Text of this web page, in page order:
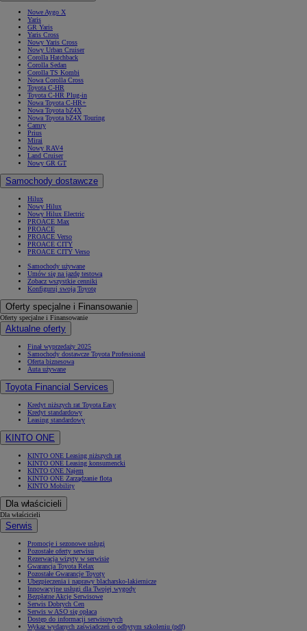
Nowe Aygo X
Yaris
GR Yaris
Yaris Cross
Nowy Yaris Cross
Nowy Urban Cruiser
Corolla Hatchback
Corolla Sedan
Corolla TS Kombi
Nowa Corolla Cross
Toyota C-HR
Toyota C-HR Plug-in
Nowa Toyota C-HR+
Nowa Toyota bZ4X
Nowa Toyota bZ4X Touring
Camry
Prius
Mirai
Nowy RAV4
Land Cruiser
Nowy GR GT
Samochody dostawcze
Hilux
Nowy Hilux
Nowy Hilux Electric
PROACE Max
PROACE
PROACE Verso
PROACE CITY
PROACE CITY Verso
Samochody używane
Umów się na jazdę testową
Zobacz wszystkie cenniki
Konfiguruj swoją Toyotę
Oferty specjalne i Finansowanie
Oferty specjalne i Finansowanie
Aktualne oferty
Finał wyprzedaży 2025
Samochody dostawcze Toyota Professional
Oferta biznesowa
Auta używane
Toyota Financial Services
Kredyt niższych rat Toyota Easy
Kredyt standardowy
Leasing standardowy
KINTO ONE
KINTO ONE Leasing niższych rat
KINTO ONE Leasing konsumencki
KINTO ONE Najem
KINTO ONE Zarządzanie flotą
KINTO Mobility
Dla właścicieli
Dla właścicieli
Serwis
Promocje i sezonowe usługi
Pozostałe oferty serwisu
Rezerwacja wizyty w serwisie
Gwarancja Toyota Relax
Pozostałe Gwarancje Toyoty
Ubezpieczenia i naprawy blacharsko-lakiernicze
Innowacyjne usługi dla Twojej wygody
Bezpłatne Akcje Serwisowe
Serwis Dobrych Cen
Serwis w ASO się opłaca
Dostęp do informacji serwisowych
Wykaz wydanych zaświadczeń o odbytym szkoleniu (pdf)